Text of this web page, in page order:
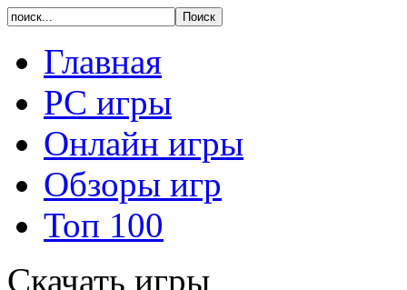
Главная
PC игры
Онлайн игры
Обзоры игр
Топ 100
Скачать игры